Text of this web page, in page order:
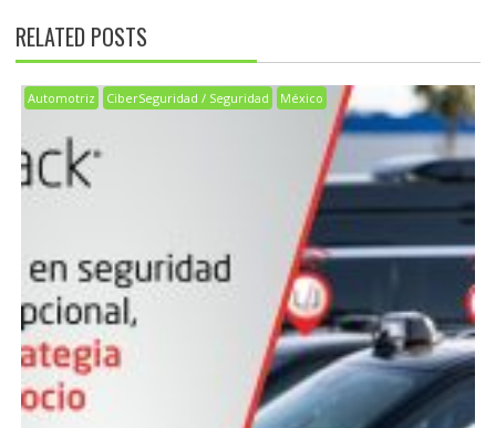
RELATED POSTS
Automotriz CiberSeguridad / Seguridad México